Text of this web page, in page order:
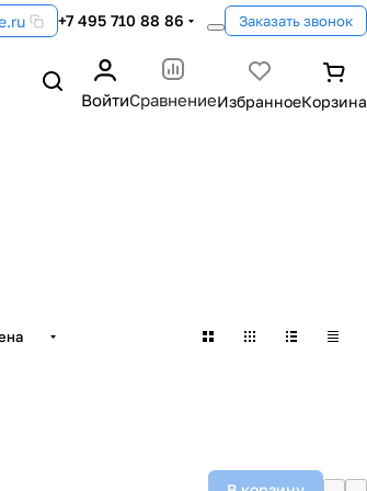
+7 495 710 88 86 Заказать звонок
ВойтиСравнение